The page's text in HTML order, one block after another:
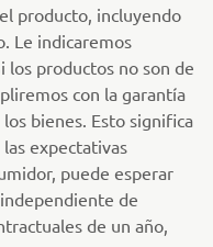
producto, incluyendo
Le indicaremos
productos no son de
con la garantía
bienes. Esto significa
expectativas
puede esperar
de
de un año,